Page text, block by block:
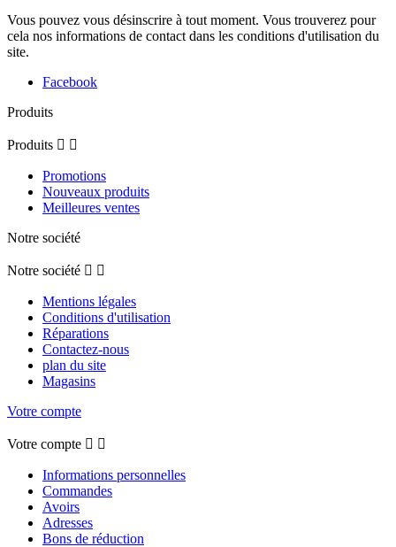
Vous pouvez vous désinscrire à tout moment. Vous trouverez pour
cela nos informations de contact dans les conditions d'utilisation du
site.
Facebook
Produits
Produits  
Promotions
Nouveaux produits
Meilleures ventes
Notre société
Notre société  
Mentions légales
Conditions d'utilisation
Réparations
Contactez-nous
plan du site
Magasins
Votre compte
Votre compte  
Informations personnelles
Commandes
Avoirs
Adresses
Bons de réduction